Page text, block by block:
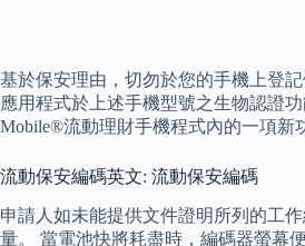
基於保安理由，切勿於您的手機上登
應用程式於上述手機型號之生物認證
Mobile®流動理財手機程式內的一項新
流動保安編碼英文: 流動保安編碼
申請人如未能提供文件證明所列的工
量。 當電池快將耗盡時，編碼器螢幕